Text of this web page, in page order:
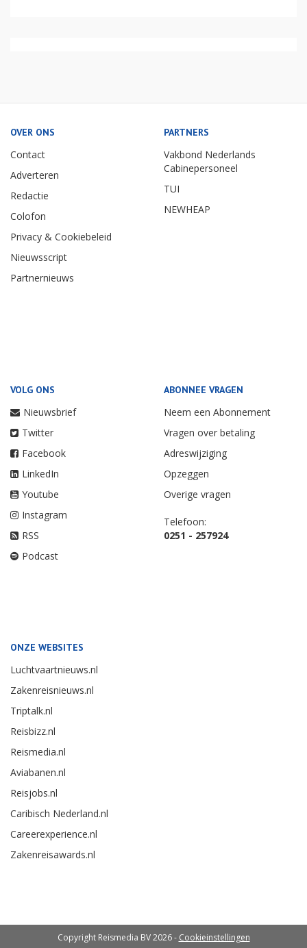
OVER ONS
Contact
Adverteren
Redactie
Colofon
Privacy & Cookiebeleid
Nieuwsscript
Partnernieuws
PARTNERS
Vakbond Nederlands
Cabinepersoneel
TUI
NEWHEAP
VOLG ONS
Nieuwsbrief
Twitter
Facebook
LinkedIn
Youtube
Instagram
RSS
Podcast
ABONNEE VRAGEN
Neem een Abonnement
Vragen over betaling
Adreswijziging
Opzeggen
Overige vragen
Telefoon:
0251 - 257924
ONZE WEBSITES
Luchtvaartnieuws.nl
Zakenreisnieuws.nl
Triptalk.nl
Reisbizz.nl
Reismedia.nl
Aviabanen.nl
Reisjobs.nl
Caribisch Nederland.nl
Careerexperience.nl
Zakenreisawards.nl
Copyright Reismedia BV 2026 - Cookieinstellingen